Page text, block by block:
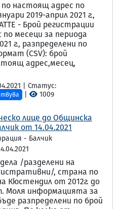
настоящ адрес по
2019-април 2021 г.,
- Брой регистрации
месеци за периода
г., разпределени по
(CSV): брой
адрес,месец,
| Статус:
1009
лице до Общинска
от 14.04.2021
- Балчик
/разделени на
, страна по
Кюстендил от 2012г. до
Моля информацията за
разпределени по брой